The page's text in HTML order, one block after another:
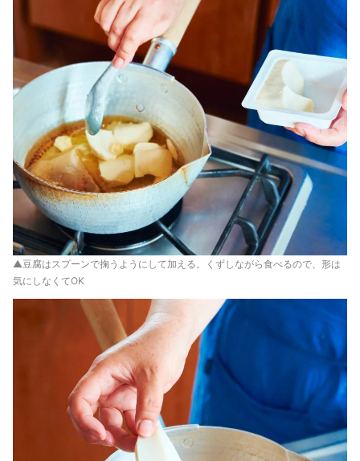
▲豆腐はスプーンで掬うようにして加える。くずしながら食べるので、形は
気にしなくてOK